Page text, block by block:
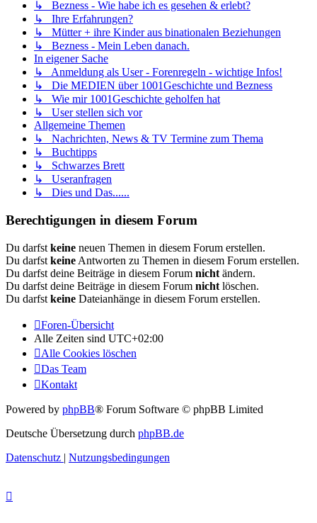
↳ Bezness - Wie habe ich es gesehen & erlebt?
↳ Ihre Erfahrungen?
↳ Mütter + ihre Kinder aus binationalen Beziehungen
↳ Bezness - Mein Leben danach.
In eigener Sache
↳ Anmeldung als User - Forenregeln - wichtige Infos!
↳ Die MEDIEN über 1001Geschichte und Bezness
↳ Wie mir 1001Geschichte geholfen hat
↳ User stellen sich vor
Allgemeine Themen
↳ Nachrichten, News & TV Termine zum Thema
↳ Buchtipps
↳ Schwarzes Brett
↳ Useranfragen
↳ Dies und Das......
Berechtigungen in diesem Forum
Du darfst keine neuen Themen in diesem Forum erstellen.
Du darfst keine Antworten zu Themen in diesem Forum erstellen.
Du darfst deine Beiträge in diesem Forum nicht ändern.
Du darfst deine Beiträge in diesem Forum nicht löschen.
Du darfst keine Dateianhänge in diesem Forum erstellen.
Foren-Übersicht
Alle Zeiten sind UTC+02:00
Alle Cookies löschen
Das Team
Kontakt
Powered by phpBB® Forum Software © phpBB Limited
Deutsche Übersetzung durch phpBB.de
Datenschutz | Nutzungsbedingungen